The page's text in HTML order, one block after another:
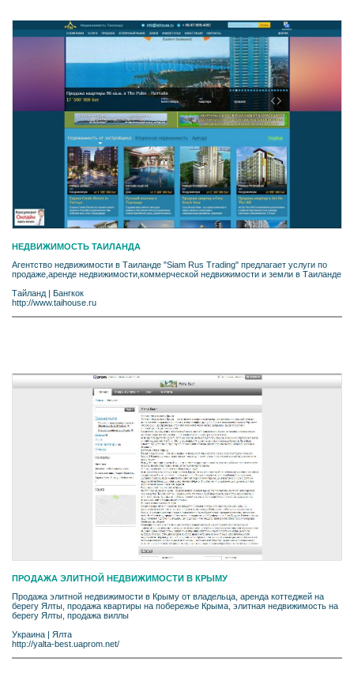
НЕДВИЖИМОСТЬ ТАИЛАНДА
Агентство недвижимости в Таиланде "Siam Rus Trading" предлагает услуги по
продаже,аренде недвижимости,коммерческой недвижимости и земли в Таиланде
Тайланд | Бангкок
http://www.taihouse.ru
ПРОДАЖА ЭЛИТНОЙ НЕДВИЖИМОСТИ В КРЫМУ
Продажа элитной недвижимости в Крыму от владельца, аренда коттеджей на
берегу Ялты, продажа квартиры на побережье Крыма, элитная недвижимость на
берегу Ялты, продажа виллы
Украина | Ялта
http://yalta-best.uaprom.net/